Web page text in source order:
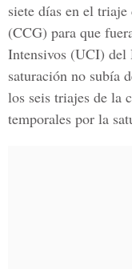
siete días en el
(CCG) para que
Intensivos (UCI) del
saturación no subía
los seis triajes de la
temporales por la